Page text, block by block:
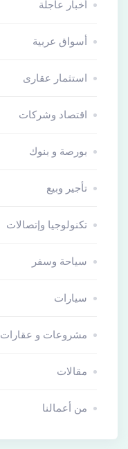
أخبار عاجلة
أسواق عربية
استثمار عقارى
اقتصاد وشركات
بورصة و بنوك
تأجير وبيع
تكنولوجيا وإتصالات
سياحة وسفر
سيارات
مشروعات و عقارات
مقالات
من أعمالنا